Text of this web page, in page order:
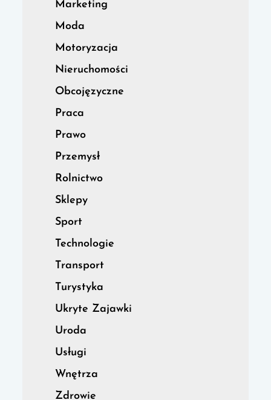
Marketing
Moda
Motoryzacja
Nieruchomości
Obcojęzyczne
Praca
Prawo
Przemysł
Rolnictwo
Sklepy
Sport
Technologie
Transport
Turystyka
Ukryte Zajawki
Uroda
Usługi
Wnętrza
Zdrowie